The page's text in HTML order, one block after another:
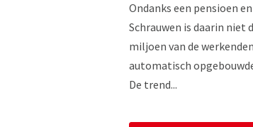
Ondanks een pensioen en
Schrauwen is daarin niet
miljoen van de
automatisch
De trend...